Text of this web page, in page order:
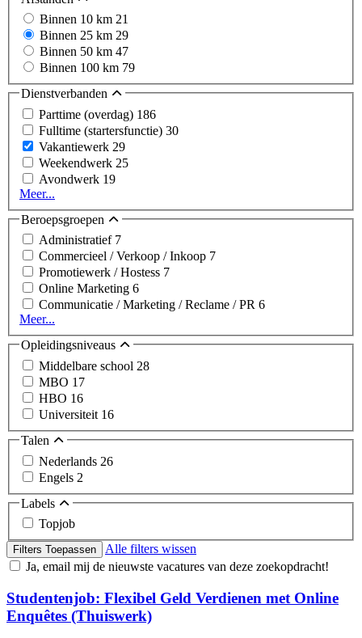
Binnen 10 km 21
Binnen 25 km 29
Binnen 50 km 47
Binnen 100 km 79
Dienstverbanden
Parttime (overdag) 186
Fulltime (startersfunctie) 30
Vakantiewerk 29
Weekendwerk 25
Avondwerk 19
Meer...
Beroepsgroepen
Administratief 7
Commercieel / Verkoop / Inkoop 7
Promotiewerk / Hostess 7
Online Marketing 6
Communicatie / Marketing / Reclame / PR 6
Meer...
Opleidingsniveaus
Middelbare school 28
MBO 17
HBO 16
Universiteit 16
Talen
Nederlands 26
Engels 2
Labels
Topjob
Filters Toepassen
Alle filters wissen
Ja, email mij de nieuwste vacatures van deze zoekopdracht!
Studentenjob: Flexibel Geld Verdienen met Online
Enquêtes (Thuiswerk)